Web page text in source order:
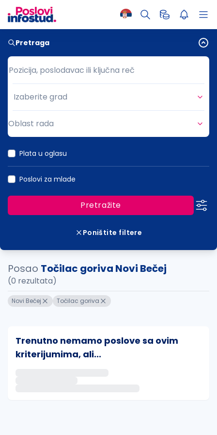
Pretraga
Pozicija, poslodavac ili ključna reč
Pozicija, poslodavac ili ključna reč
Grad
Izaberite grad
Oblast rada
Plata u oglasu
Poslovi za mlade
Pretražite
Poništite filtere
Posao Točilac goriva Novi Bečej
(0 rezultata)
Novi Bečej Točilac goriva
Trenutno nemamo poslove sa ovim
kriterijumima, ali...